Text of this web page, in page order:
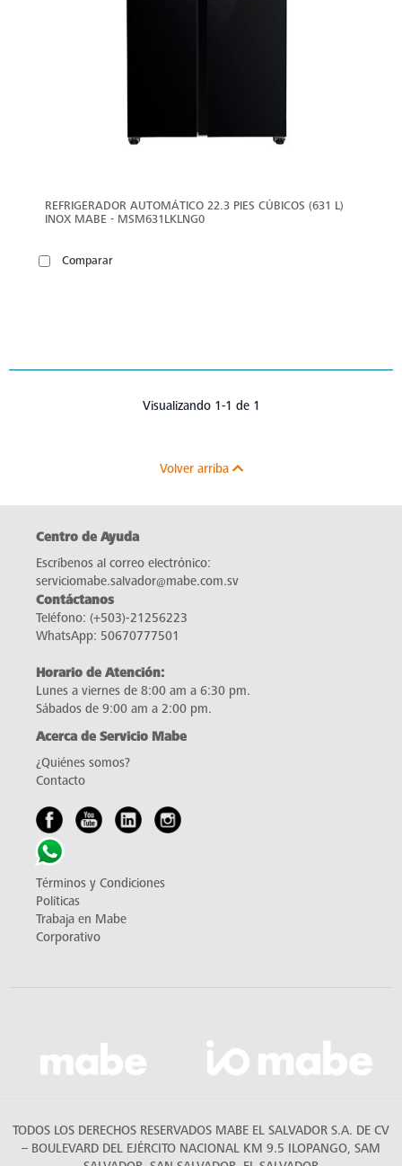
REFRIGERADOR AUTOMÁTICO 22.3 PIES CÚBICOS (631 L)
INOX MABE - MSM631LKLNG0
Comparar
Visualizando 1-1 de 1
Volver arriba
Centro de Ayuda
Escríbenos al correo electrónico:
serviciomabe.salvador@mabe.com.sv
Contáctanos
Teléfono: (+503)-21256223
WhatsApp: 50670777501
Horario de Atención:
Lunes a viernes de 8:00 am a 6:30 pm.
Sábados de 9:00 am a 2:00 pm.
Acerca de Servicio Mabe
¿Quiénes somos?
Contacto
Términos y Condiciones
Políticas
Trabaja en Mabe
Corporativo
TODOS LOS DERECHOS RESERVADOS MABE EL SALVADOR S.A. DE CV
– BOULEVARD DEL EJÉRCITO NACIONAL KM 9.5 ILOPANGO, SAM